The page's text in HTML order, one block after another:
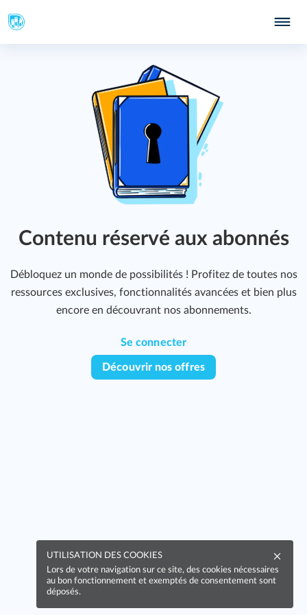
Contenu réservé aux abonnés
Débloquez un monde de possibilités ! Profitez de toutes nos
ressources exclusives, fonctionnalités avancées et bien plus
encore en découvrant nos abonnements.
Se connecter
Découvrir nos offres
UTILISATION DES COOKIES
Lors de votre navigation sur ce site, des cookies nécessaires
au bon fonctionnement et exemptés de consentement sont
déposés.